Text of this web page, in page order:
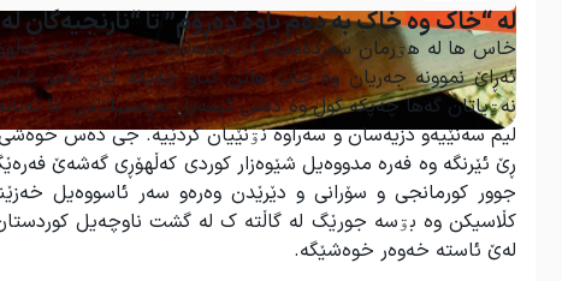
لە “خاک وە خاک بە دەم باوە دەڕۆم” تا
خاس ها لە هۊرمان سەردەمێگ ک دەسەڵات شێوەزار کوردی
ئەڕاێ نموونە جەریان وە چاپ هاتن کتاو چەپکە گول نەمر
نەۊیاتان گەها چەپکە گوڵ وە دەس ئیمەیل نەڕەسیاتادن. تا
لیم سەنێیەو دزیەسان و سەراوە نۊنێیان کردێیە. جی دەس
ڕێ ئێرنگە وە فەرە مدووەیل شێوەزار کوردی کەڵهۆڕی گەشەێ
جوور کورمانجی و سۆرانی و دێرێدن وەرەو سەر ئاسووەیل
کڵاسیکن وە بۊسە جورێگ لە گاڵتە ک لە گشت ناوچەیل
لەێ ئاستە خەوەر خوەشێگە.